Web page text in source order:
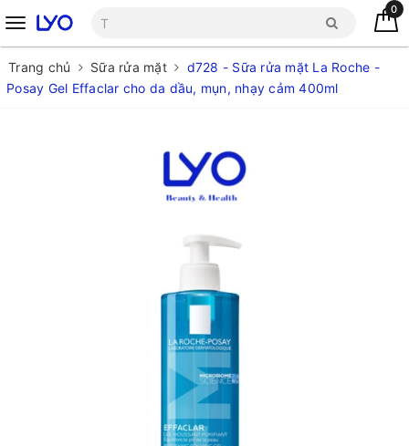
0
Trang chủ Sữa rửa mặt
d728 - Sữa rửa mặt La Roche -
Posay Gel Effaclar cho da dầu, mụn, nhạy cảm 400ml